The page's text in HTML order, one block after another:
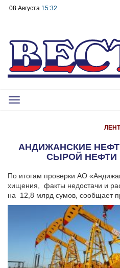
08 Августа 15:32
Toggle
АНДИЖАНСКИЕ
СЫРОЙ НЕФТИ
По итогам проверки АО
хищения, факты недостачи и
на 12,8 млрд сумов, сообщает